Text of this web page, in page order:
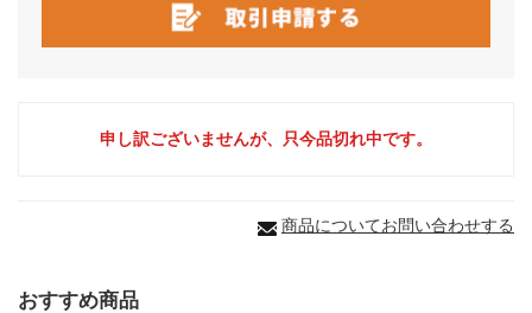
申し訳ございませんが、只今品切れ中です。
商品についてお問い合わせする
おすすめ商品